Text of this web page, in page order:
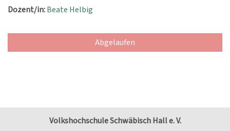
Dozent/in:Beate Helbig
Abgelaufen
Volkshochschule Schwäbisch Hall e. V.